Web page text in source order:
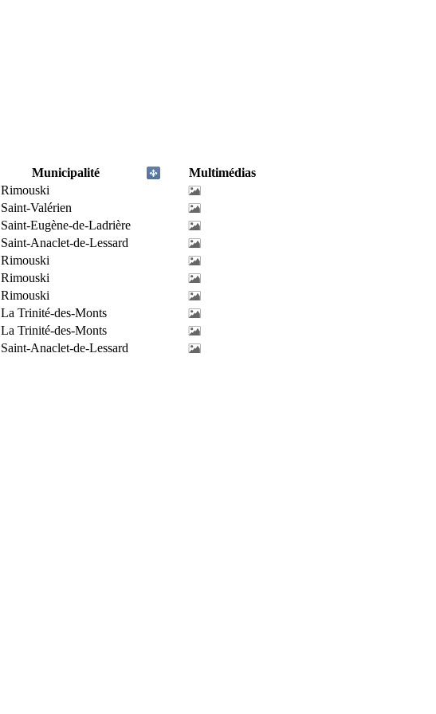
Municipalité
Multimédias
Rimouski
Saint-Valérien
Saint-Eugène-de-Ladrière
Saint-Anaclet-de-Lessard
Rimouski
Rimouski
Rimouski
La Trinité-des-Monts
La Trinité-des-Monts
Saint-Anaclet-de-Lessard